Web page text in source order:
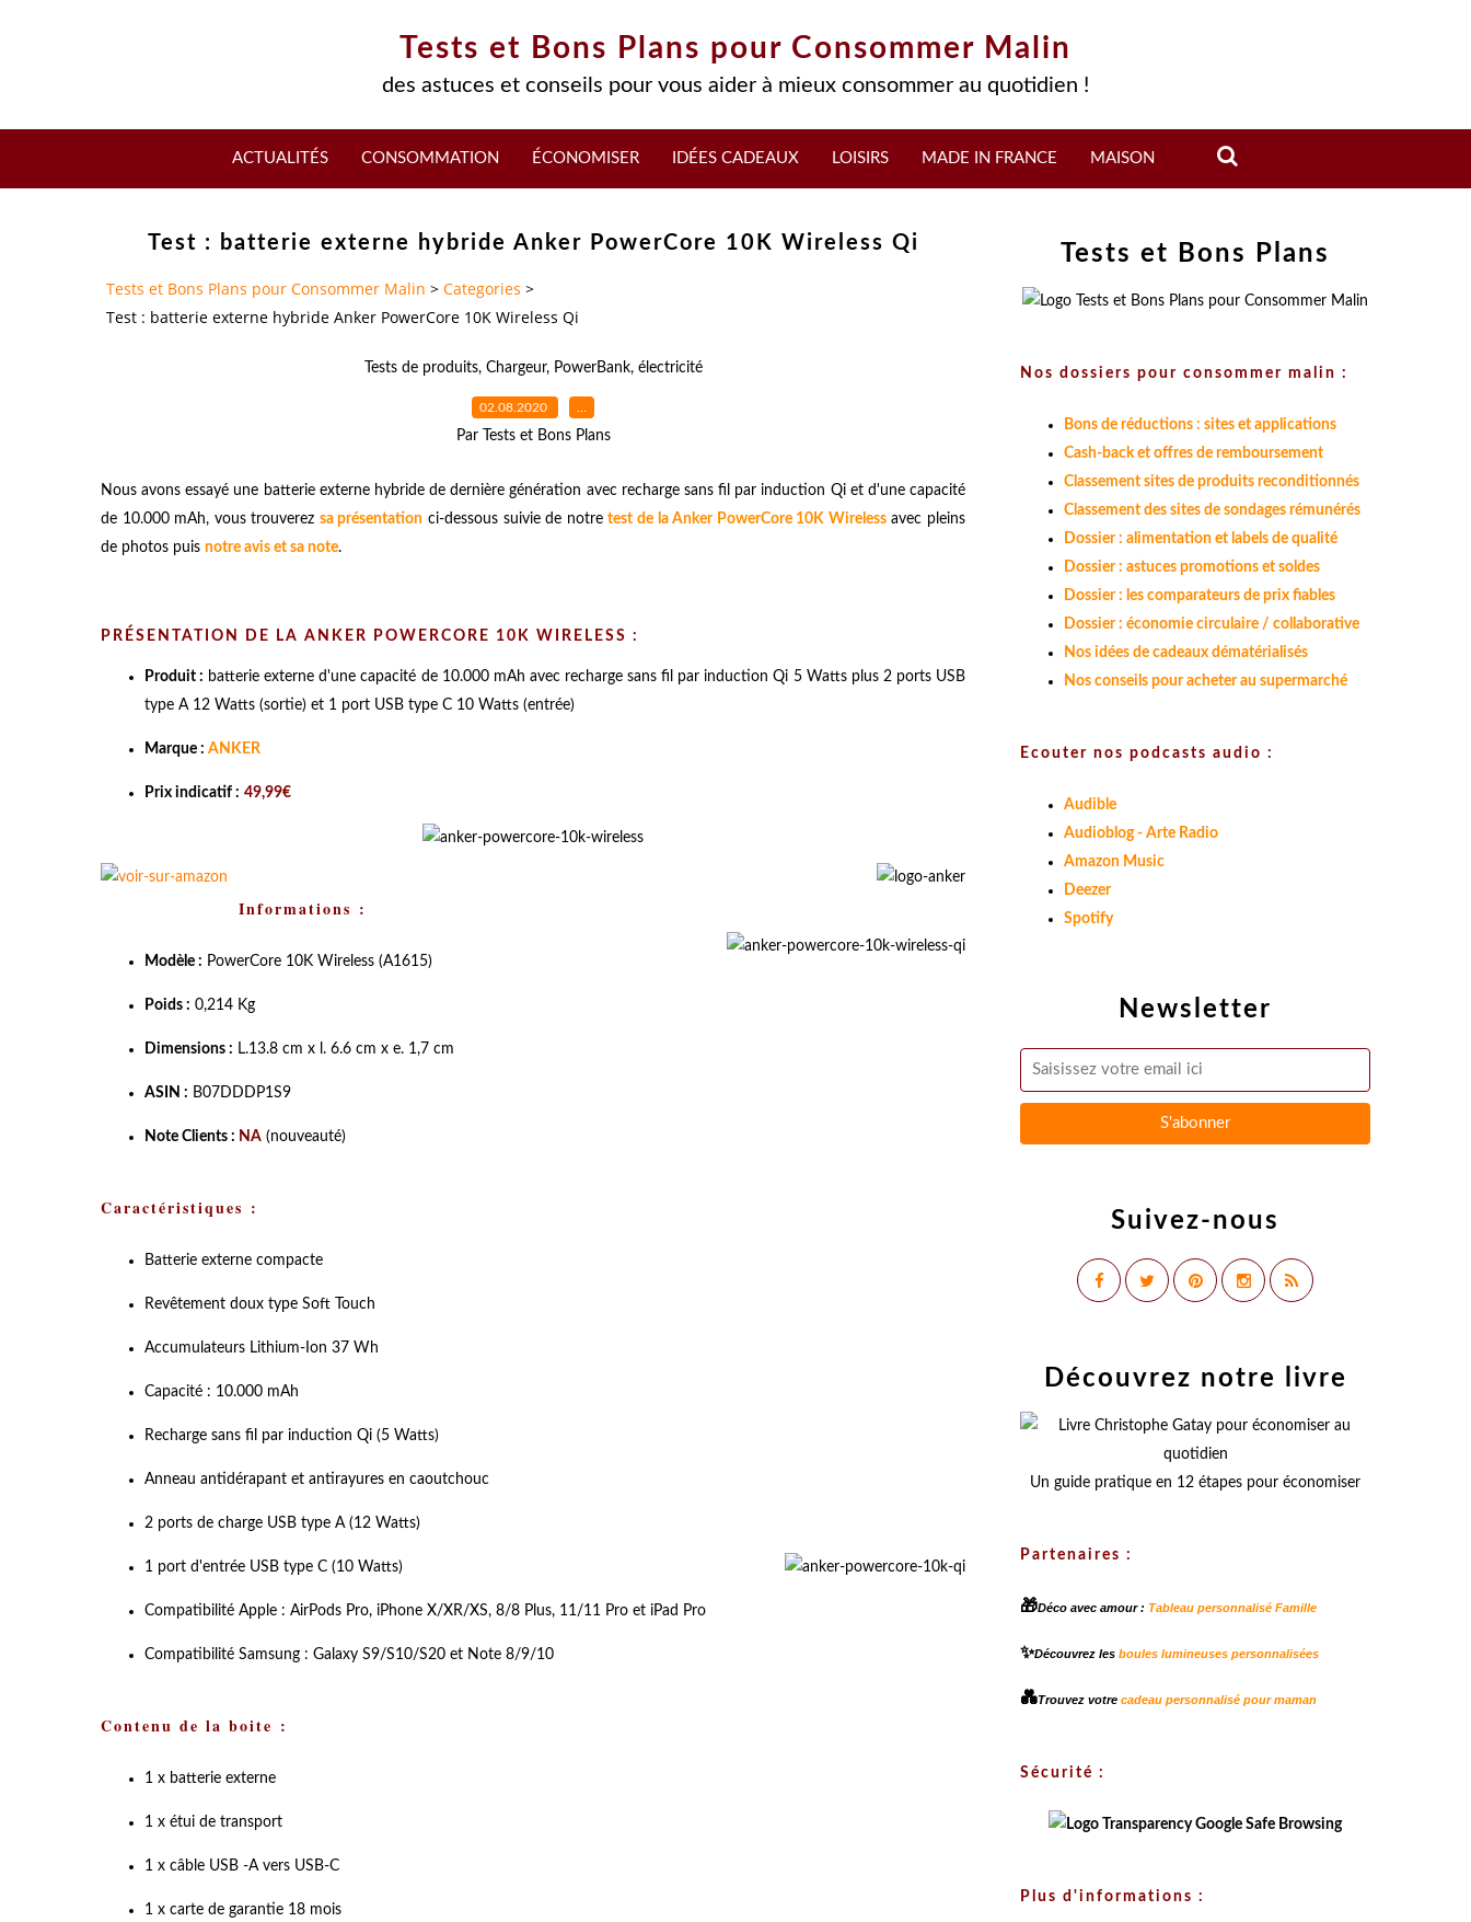
Tests et Bons Plans pour Consommer Malin
des astuces et conseils pour vous aider à mieux consommer au quotidien !
ACTUALITÉS CONSOMMATION ÉCONOMISER IDÉES CADEAUX LOISIRS MADE IN FRANCE MAISON
Test : batterie externe hybride Anker PowerCore 10K Wireless Qi
Tests et Bons Plans pour Consommer Malin > Categories >
Test : batterie externe hybride Anker PowerCore 10K Wireless Qi
Tests de produits, Chargeur, PowerBank, électricité
02.08.2020 …
Par Tests et Bons Plans
Nous avons essayé une batterie externe hybride de dernière génération avec recharge sans fil par induction Qi et d'une capacité
de 10.000 mAh, vous trouverez sa présentation ci-dessous suivie de notretest de la Anker PowerCore 10K Wirelessavec pleins
de photos puis notre avis et sa note.
PRÉSENTATION DE LA ANKER POWERCORE 10K WIRELESS :
Produit : batterie externe d'une capacité de 10.000 mAh avec recharge sans fil par induction Qi 5 Watts plus 2 ports USB
type A 12 Watts (sortie) et 1 port USB type C 10 Watts (entrée)
Marque : ANKER
Prix indicatif : 49,99€
Informations :
Modèle : PowerCore 10K Wireless (A1615)
Poids : 0,214 Kg
Dimensions : L.13.8 cm x l. 6.6 cm x e. 1,7 cm
ASIN : B07DDDP1S9
Note Clients : NA (nouveauté)
Caractéristiques :
Batterie externe compacte
Revêtement doux type Soft Touch
Accumulateurs Lithium-Ion 37 Wh
Capacité : 10.000 mAh
Recharge sans fil par induction Qi (5 Watts)
Anneau antidérapant et antirayures en caoutchouc
2 ports de charge USB type A (12 Watts)
1 port d'entrée USB type C (10 Watts)
Compatibilité Apple : AirPods Pro, iPhone X/XR/XS, 8/8 Plus, 11/11 Pro et iPad Pro
Compatibilité Samsung : Galaxy S9/S10/S20 et Note 8/9/10
Contenu de la boite :
1 x batterie externe
1 x étui de transport
1 x câble USB -A vers USB-C
1 x carte de garantie 18 mois
Newsletter
Suivez-nous
Tests et Bons Plans
Nos dossiers pour consommer malin :
Bons de réductions : sites et applications
Cash-back et offres de remboursement
Classement sites de produits reconditionnés
Classement des sites de sondages rémunérés
Dossier : alimentation et labels de qualité
Dossier : astuces promotions et soldes
Dossier : les comparateurs de prix fiables
Dossier : économie circulaire / collaborative
Nos idées de cadeaux dématérialisés
Nos conseils pour acheter au supermarché
Ecouter nos podcasts audio :
Audible
Audioblog - Arte Radio
Amazon Music
Deezer
Spotify
Découvrez notre livre
Un guide pratique en 12 étapes pour économiser
Partenaires :
🎁Déco avec amour : Tableau personnalisé Famille
✨Découvrez les boules lumineuses personnalisées
💑Trouvez votre cadeau personnalisé pour maman
Sécurité :
Plus d'informations :